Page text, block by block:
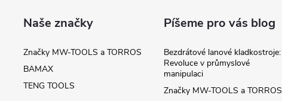
k
Naše značky
Značky MW-TOOLS a TORROS
BAMAX
TENG TOOLS
Píšeme pro vás blog
Bezdrátové lanové kladkostroje:
Revoluce v průmyslové
manipulaci
Značky MW-TOOLS a TORROS